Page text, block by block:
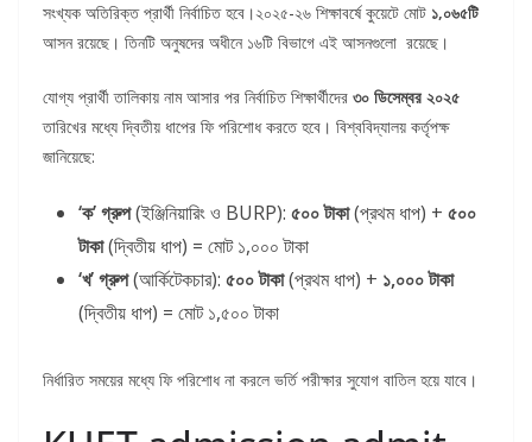
সংখ্যক অতিরিক্ত প্রার্থী নির্বাচিত হবে।২০২৫-২৬ শিক্ষাবর্ষে কুয়েটে মোট ১,০৬৫টি
আসন রয়েছে। তিনটি অনুষদের অধীনে ১৬টি বিভাগে এই আসনগুলো রয়েছে।
যোগ্য প্রার্থী তালিকায় নাম আসার পর নির্বাচিত শিক্ষার্থীদের ৩০ ডিসেম্বর ২০২৫
তারিখের মধ্যে দ্বিতীয় ধাপের ফি পরিশোধ করতে হবে। বিশ্ববিদ্যালয় কর্তৃপক্ষ
জানিয়েছে:
‘ক’ গ্রুপ(ইঞ্জিনিয়ারিং ও BURP): ৫০০ টাকা(প্রথম ধাপ) + ৫০০
টাকা(দ্বিতীয় ধাপ) = মোট ১,০০০ টাকা
‘খ’ গ্রুপ(আর্কিটেকচার): ৫০০ টাকা(প্রথম ধাপ) + ১,০০০ টাকা
(দ্বিতীয় ধাপ) = মোট ১,৫০০ টাকা
নির্ধারিত সময়ের মধ্যে ফি পরিশোধ না করলে ভর্তি পরীক্ষার সুযোগ বাতিল হয়ে যাবে।